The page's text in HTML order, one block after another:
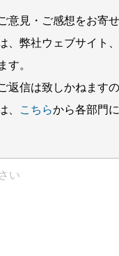
意見・ご感想をお寄せ
、弊社ウェブサイト
す。
信は致しかねますの
、
こちらから各部門